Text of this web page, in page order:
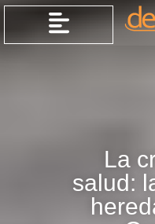
La
salud: